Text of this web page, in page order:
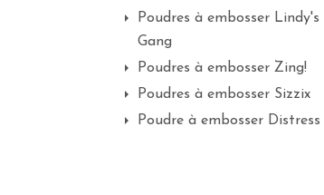
Poudres à embosser Lindy's
Gang
Poudres à embosser Zing!
Poudres à embosser Sizzix
Poudre à embosser Distress